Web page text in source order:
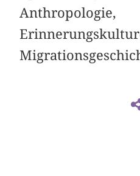
Anthropologie,